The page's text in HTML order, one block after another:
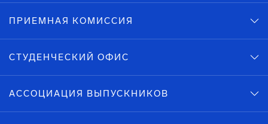
ПРИЕМНАЯ КОМИССИЯ
СТУДЕНЧЕСКИЙ ОФИС
АССОЦИАЦИЯ ВЫПУСКНИКОВ